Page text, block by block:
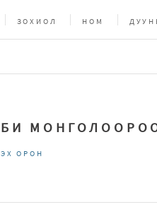
ЗОХИОЛ НОМ
БИ
ЭХ ОРОН